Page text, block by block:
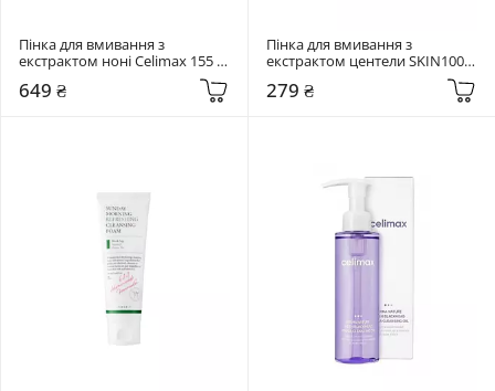
Пінка для вмивання з
екстрактом ноні Celimax 155
мл The Real Noni Acne Bubble
Cleanser
649 ₴
Пінка для вмивання з
екстрактом центели SKIN1004
Ampoule Foam
279 ₴